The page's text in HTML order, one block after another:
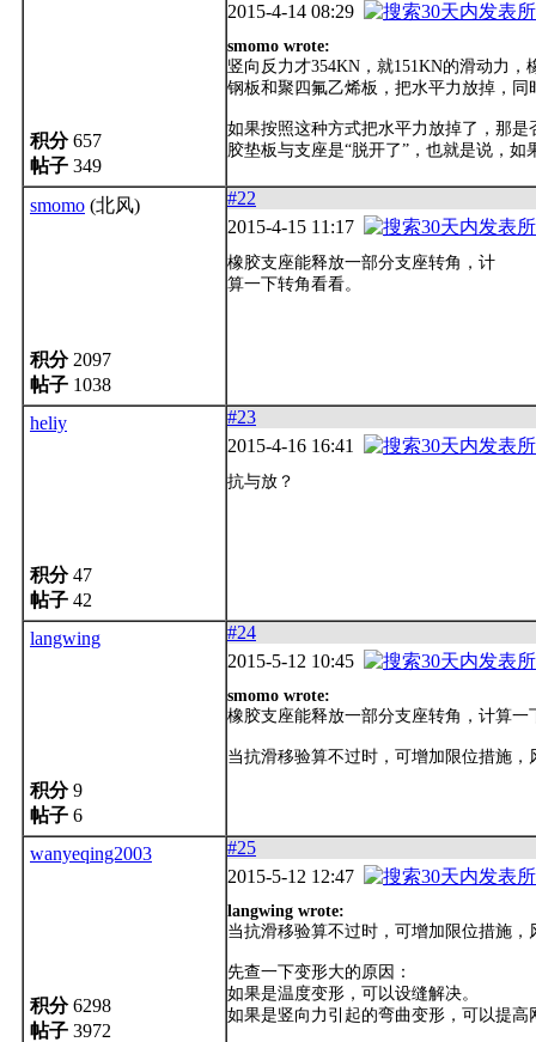
积分657
帖子 349
2015-4-14 08:29
smomo wrote:
竖向反力才354KN，就151KN的滑动力
钢板和聚四氟乙烯板，把水平力放掉，
如果按照这种方式把水平力放掉了，那
胶垫板与支座是“脱开了”，也就是说，
smomo (北风)
积分2097
帖子 1038
#22
2015-4-15 11:17
橡胶支座能释放一部分支座转角，计
算一下转角看看。
heliy
积分47
帖子 42
#23
2015-4-16 16:41
抗与放？
langwing
积分9
帖子 6
#24
2015-5-12 10:45
smomo wrote:
橡胶支座能释放一部分支座转角，计算一
当抗滑移验算不过时，可增加限位措施
wanyeqing2003
积分6298
帖子 3972
#25
2015-5-12 12:47
langwing wrote:
当抗滑移验算不过时，可增加限位措施
先查一下变形大的原因：
如果是温度变形，可以设缝解决。
如果是竖向力引起的弯曲变形，可以提高